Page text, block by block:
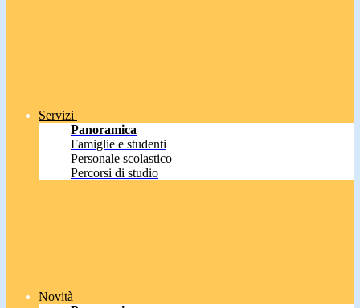
Servizi
Panoramica
Famiglie e studenti
Personale scolastico
Percorsi di studio
Novità